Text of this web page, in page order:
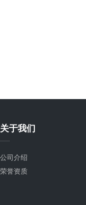
关于我们
公司介绍
荣誉资质